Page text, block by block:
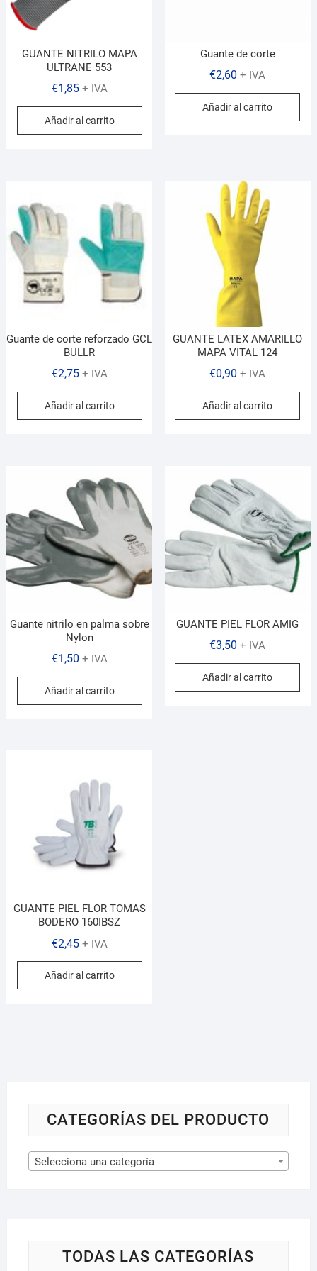
GUANTE NITRILO MAPA
ULTRANE 553
€1,85 + IVA
Añadir al carrito
Guante de corte
€2,60 + IVA
Añadir al carrito
Guante de corte reforzado GCL
BULLR
€2,75 + IVA
Añadir al carrito
GUANTE LATEX AMARILLO
MAPA VITAL 124
€0,90 + IVA
Añadir al carrito
Guante nitrilo en palma sobre
Nylon
€1,50 + IVA
Añadir al carrito
GUANTE PIEL FLOR AMIG
€3,50 + IVA
Añadir al carrito
GUANTE PIEL FLOR TOMAS
BODERO 160IBSZ
€2,45 + IVA
Añadir al carrito
CATEGORÍAS DEL PRODUCTO
Selecciona una categoría
TODAS LAS CATEGORÍAS